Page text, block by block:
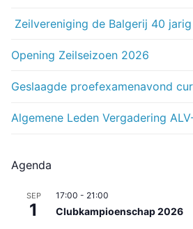
Zeilvereniging de Balgerij 40
Opening Zeilseizoen 2026
Geslaagde proefexamenavond
Algemene Leden Vergadering
Agenda
SEP
1
17:00 - 21:00
Clubkampioenschap 2026